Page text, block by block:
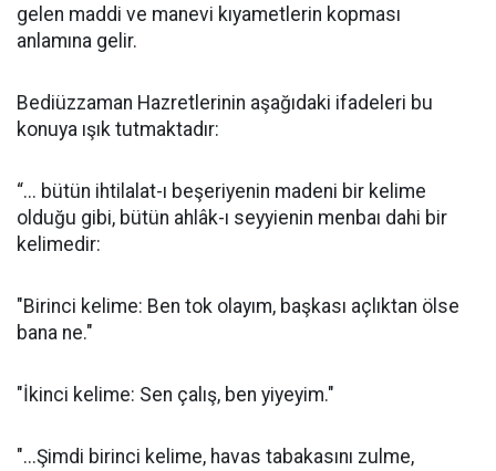
gelen maddi ve manevi kıyametlerin kopması
anlamına gelir.
Bediüzzaman Hazretlerinin aşağıdaki ifadeleri bu
konuya ışık tutmaktadır:
“... bütün ihtilalat-ı beşeriyenin madeni bir kelime
olduğu gibi, bütün ahlâk-ı seyyienin menbaı dahi bir
kelimedir:
"Birinci kelime: Ben tok olayım, başkası açlıktan ölse
bana ne."
"İkinci kelime: Sen çalış, ben yiyeyim."
"...Şimdi birinci kelime, havas tabakasını zulme,